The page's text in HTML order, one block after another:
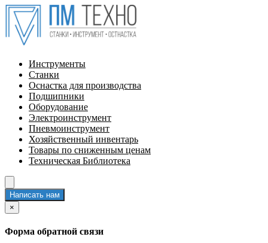
Инструменты
Станки
Оснастка для производства
Подшипники
Оборудование
Электроинструмент
Пневмоинструмент
Хозяйственный инвентарь
Товары по сниженным ценам
Техническая Библиотека
Написать нам
×
Форма обратной связи